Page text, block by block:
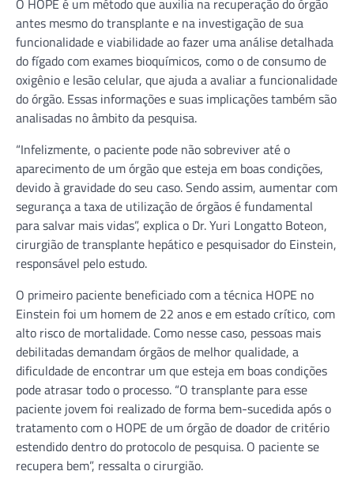
antes mesmo do transplante e na investigação de sua
funcionalidade e viabilidade ao fazer uma análise detalhada
do fígado com exames bioquímicos, como o de consumo de
oxigênio e lesão celular, que ajuda a avaliar a funcionalidade
do órgão. Essas informações e suas implicações também são
analisadas no âmbito da pesquisa.
“Infelizmente, o paciente pode não sobreviver até o
aparecimento de um órgão que esteja em boas condições,
devido à gravidade do seu caso. Sendo assim, aumentar com
segurança a taxa de utilização de órgãos é fundamental
para salvar mais vidas”, explica o Dr. Yuri Longatto Boteon,
cirurgião de transplante hepático e pesquisador do Einstein,
responsável pelo estudo.
O primeiro paciente beneficiado com a técnica HOPE no
Einstein foi um homem de 22 anos e em estado crítico, com
alto risco de mortalidade. Como nesse caso, pessoas mais
debilitadas demandam órgãos de melhor qualidade, a
dificuldade de encontrar um que esteja em boas condições
pode atrasar todo o processo. “O transplante para esse
paciente jovem foi realizado de forma bem-sucedida após o
tratamento com o HOPE de um órgão de doador de critério
estendido dentro do protocolo de pesquisa. O paciente se
recupera bem”, ressalta o cirurgião.